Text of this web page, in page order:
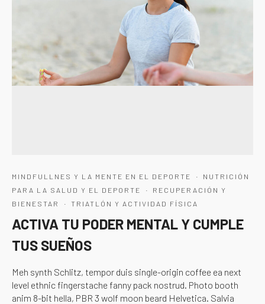
MINDFULLNES Y LA MENTE EN EL DEPORTE ·
NUTRICIÓN
PARA LA SALUD Y EL DEPORTE
·
RECUPERACIÓN Y
BIENESTAR
· TRIATLÓN Y ACTIVIDAD FÍSICA
ACTIVA TU PODER MENTAL Y CUMPLE
TUS SUEÑOS
Meh synth Schlitz, tempor duis single-origin coffee ea next
level ethnic fingerstache fanny pack nostrud. Photo booth
anim 8-bit hella, PBR 3 wolf moon beard Helvetica. Salvia